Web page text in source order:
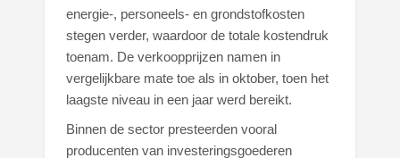
energie-, personeels- en grondstofkosten
stegen verder, waardoor de totale kostendruk
toenam. De verkoopprijzen namen in
vergelijkbare mate toe als in oktober, toen het
laagste niveau in een jaar werd bereikt.
Binnen de sector presteerden vooral
producenten van investeringsgoederen